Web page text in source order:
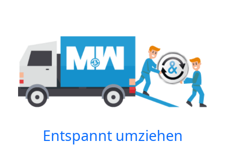
Entspannt umziehen